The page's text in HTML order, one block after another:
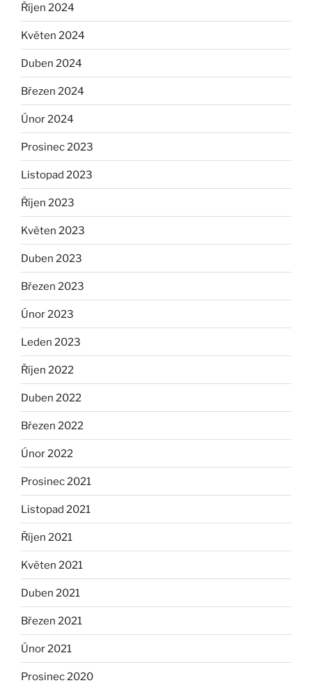
Říjen 2024
Květen 2024
Duben 2024
Březen 2024
Únor 2024
Prosinec 2023
Listopad 2023
Říjen 2023
Květen 2023
Duben 2023
Březen 2023
Únor 2023
Leden 2023
Říjen 2022
Duben 2022
Březen 2022
Únor 2022
Prosinec 2021
Listopad 2021
Říjen 2021
Květen 2021
Duben 2021
Březen 2021
Únor 2021
Prosinec 2020